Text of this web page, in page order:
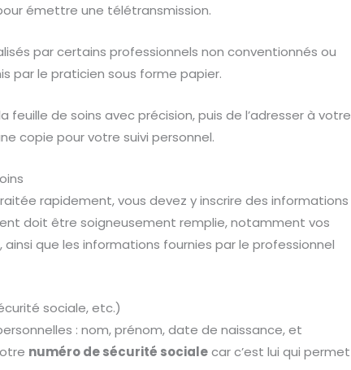
émettre une télétransmission.
par certains professionnels non conventionnés ou
par le praticien sous forme papier.
de soins avec précision, puis de l’adresser à votre
copie pour votre suivi personnel.
rapidement, vous devez y inscrire des informations
doit être soigneusement remplie, notamment vos
que les informations fournies par le professionnel
sociale, etc.)
: nom, prénom, date de naissance, et
numéro de sécurité socialecar c’est lui qui permet